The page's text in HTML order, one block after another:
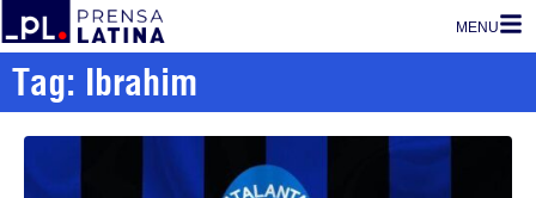
MENU
Tag: Ibrahim